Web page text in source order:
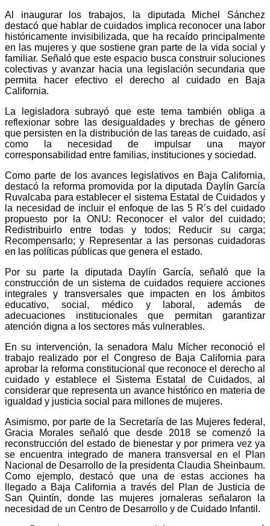
Al inaugurar los trabajos, la diputada Michel Sánchez
destacó que hablar de cuidados implica reconocer una labor
históricamente invisibilizada, que ha recaído principalmente
en las mujeres y que sostiene gran parte de la vida social y
familiar. Señaló que este espacio busca construir soluciones
colectivas y avanzar hacia una legislación secundaria que
permita hacer efectivo el derecho al cuidado en Baja
California.
La legisladora subrayó que este tema también obliga a
reflexionar sobre las desigualdades y brechas de género
que persisten en la distribución de las tareas de cuidado, así
como la necesidad de impulsar una mayor
corresponsabilidad entre familias, instituciones y sociedad.
Como parte de los avances legislativos en Baja California,
destacó la reforma promovida por la diputada Daylín García
Ruvalcaba para establecer el sistema Estatal de Cuidados y
la necesidad de incluir el enfoque de las 5 R’s del cuidado
propuesto por la ONU: Reconocer el valor del cuidado;
Redistribuirlo entre todas y todos; Reducir su carga;
Recompensarlo; y Representar a las personas cuidadoras
en las políticas públicas que genera el estado.
Por su parte la diputada Daylín García, señaló que la
construcción de un sistema de cuidados requiere acciones
integrales y transversales que impacten en los ámbitos
educativo, social, médico y laboral, además de
adecuaciones institucionales que permitan garantizar
atención digna a los sectores más vulnerables.
En su intervención, la senadora Malu Mícher reconoció el
trabajo realizado por el Congreso de Baja California para
aprobar la reforma constitucional que reconoce el derecho al
cuidado y establece el Sistema Estatal de Cuidados, al
considerar que representa un avance histórico en materia de
igualdad y justicia social para millones de mujeres.
Asimismo, por parte de la Secretaría de las Mujeres federal,
Gracia Morales señaló que desde 2018 se comenzó la
reconstrucción del estado de bienestar y por primera vez ya
se encuentra integrado de manera transversal en el Plan
Nacional de Desarrollo de la presidenta Claudia Sheinbaum.
Como ejemplo, destacó que una de estas acciones ha
llegado a Baja California a través del Plan de Justicia de
San Quintín, donde las mujeres jornaleras señalaron la
necesidad de un Centro de Desarrollo y de Cuidado Infantil.